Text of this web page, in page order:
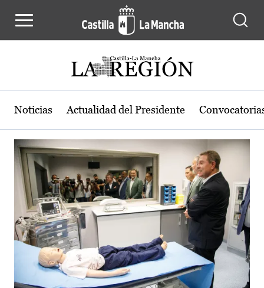
Actualidad de la región de Castilla-
Noticias Actualidad del Presidente